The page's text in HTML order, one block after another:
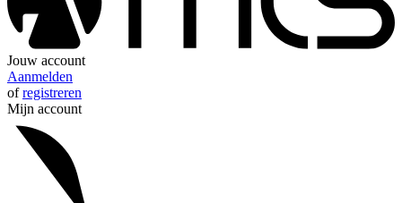
Jouw account
Aanmelden
ofregistreren
Mijn account